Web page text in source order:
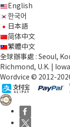
English
한국어
日本語
简体中文
繁體中文
全球辦事處 : Seoul,
Richmond, U.K. |
Wordvice © 2012-